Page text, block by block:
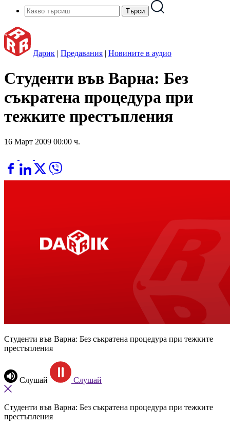
Дарик | Предавания | Новините в аудио
Студенти във Варна: Без
съкратена процедура при
тежките престъпления
16 Март 2009 00:00 ч.
Студенти във Варна: Без съкратена процедура при тежките
престъпления
Слушай Слушай
Студенти във Варна: Без съкратена процедура при тежките
престъпления